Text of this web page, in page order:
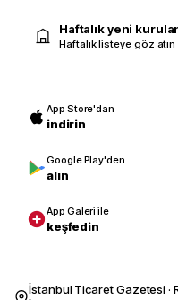
Haftalık yeni
Haftalık listeye göz atın
App Store'dan
indirin
Google Play'den
alın
App Galeri ile
keşfedin
İstanbul Ticaret Gazetesi ·